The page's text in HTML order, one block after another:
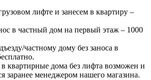
лифте и занесем в квартиру –
в частный дом на первый этаж – 1000
частному дому без заноса в
квартирные дома без лифта возможен и
заранее менеджером нашего магазина.